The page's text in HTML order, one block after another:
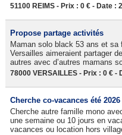
51100 REIMS - Prix : 0 € - Date :
Propose partage activités
Maman solo black 53 ans et
Versailles aimeraient partager
autres avec d’autres mamans
78000 VERSAILLES - Prix : 0 € -
Cherche co-vacances été
Cherche autre famille mono
une semaine ou 10 jours en
vacances ou location hors